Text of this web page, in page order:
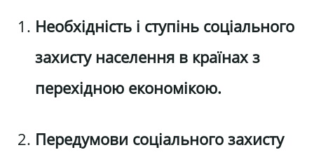
Необхідність і ступінь соціального
захисту населення в країнах з
перехідною економікою.
Передумови соціального захисту